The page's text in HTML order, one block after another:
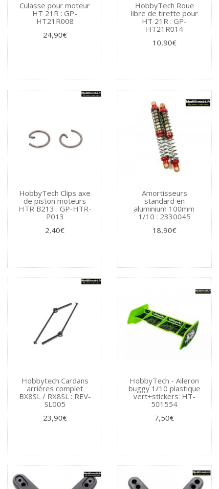
Culasse pour moteur
HT 21R : GP-
HT21R008
24,90€
HobbyTech Roue
libre de tirette pour
HT 21R : GP-
HT21R014
10,90€
HobbyTech Clips axe
de piston moteurs
HTR B213 : GP-HTR-
P013
2,40€
Amortisseurs
standard en
aluminium 100mm
1/10 : 2330045
18,90€
Hobbytech Cardans
arrières complet
BX8SL / RX8SL : REV-
SL005
23,90€
HobbyTech - Aileron
buggy 1/10 plastique
vert+stickers: HT-
501554
7,50€